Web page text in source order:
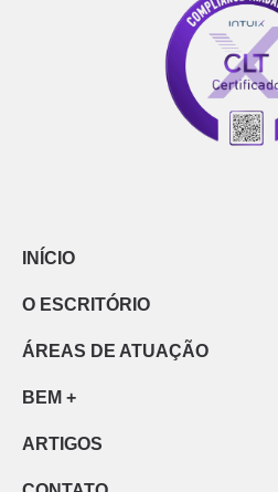
INÍCIO
O ESCRITÓRIO
ÁREAS DE ATUAÇÃO
BEM +
ARTIGOS